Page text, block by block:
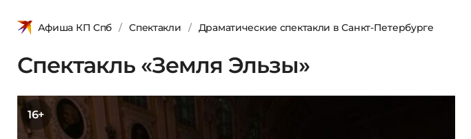
Афиша КП Спб Спектакли Драматические спектакли в Санкт-Петербурге
Спектакль «Земля Эльзы»
16+